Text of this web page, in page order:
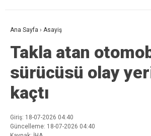
Ana Sayfa › Asayiş
Takla atan
sürücüsü olay
kaçtı
Giriş: 18-07-2026 04:40
Güncelleme: 18-07-2026 04:40